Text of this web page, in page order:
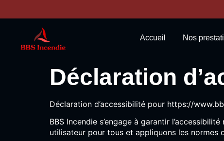
Accueil Nos
Déclaration
Déclaration d’accessibilité pour https://
BBS Incendie s’engage à garantir
utilisateur pour tous et appliquons les normes